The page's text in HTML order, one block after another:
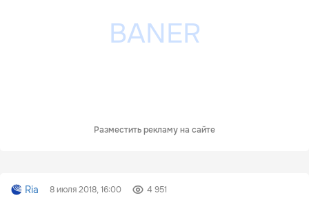
Разместить рекламу на сайте
Ria 8 июля 2018, 16:00 4 951